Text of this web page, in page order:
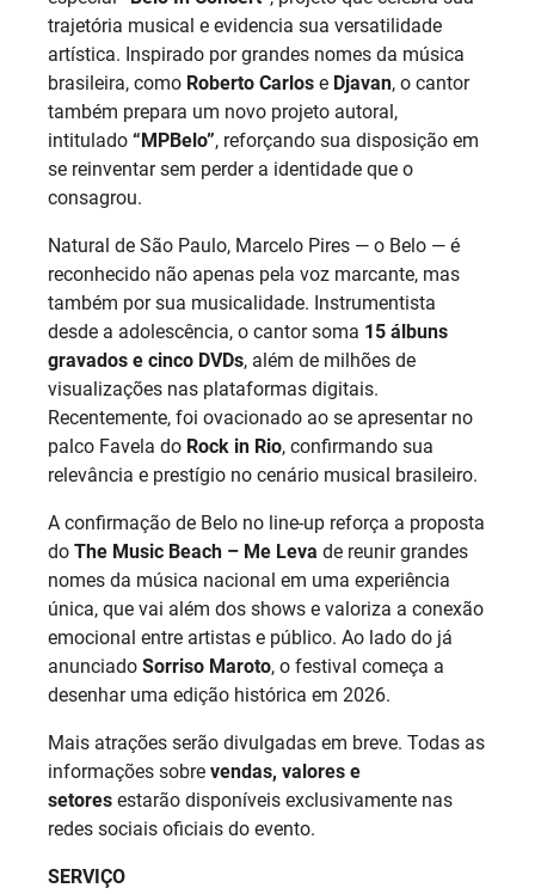
trajetória musical e evidencia sua versatilidade
artística. Inspirado por grandes nomes da música
brasileira, como Roberto Carlos e Djavan, o cantor
também prepara um novo projeto autoral,
intitulado “MPBelo”, reforçando sua disposição em
se reinventar sem perder a identidade que o
consagrou.
Natural de São Paulo, Marcelo Pires — o Belo — é
reconhecido não apenas pela voz marcante, mas
também por sua musicalidade. Instrumentista
desde a adolescência, o cantor soma 15 álbuns
gravados e cinco DVDs, além de milhões de
visualizações nas plataformas digitais.
Recentemente, foi ovacionado ao se apresentar no
palco Favela do Rock in Rio, confirmando sua
relevância e prestígio no cenário musical brasileiro.
A confirmação de Belo no line-up reforça a proposta
do The Music Beach – Me Leva de reunir grandes
nomes da música nacional em uma experiência
única, que vai além dos shows e valoriza a conexão
emocional entre artistas e público. Ao lado do já
anunciado Sorriso Maroto, o festival começa a
desenhar uma edição histórica em 2026.
Mais atrações serão divulgadas em breve. Todas as
informações sobre vendas, valores e
setores estarão disponíveis exclusivamente nas
redes sociais oficiais do evento.
SERVIÇO